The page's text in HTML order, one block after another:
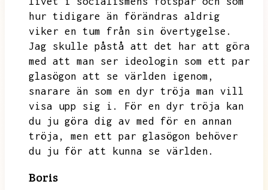
hur tidigare än förändras aldrig
viker en tum från sin övertygelse.
Jag skulle påstå att det har att göra
med att man ser ideologin som ett par
glasögon att se världen igenom,
snarare än som en dyr tröja man vill
visa upp sig i.
För en dyr tröja kan
du ju göra dig av med för en annan
tröja,
men ett par glasögon behöver
du ju för att kunna se världen.
Boris